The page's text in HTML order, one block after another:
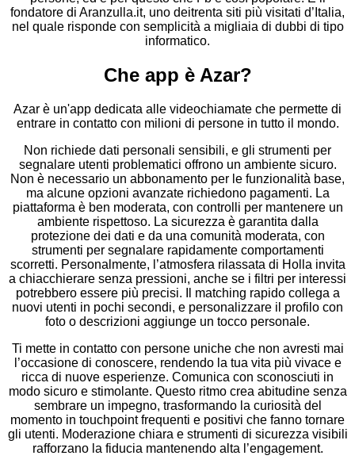
fondatore di Aranzulla.it, uno deitrenta siti più visitati d’Italia,
nel quale risponde con semplicità a migliaia di dubbi di tipo
informatico.
Che app è Azar?
Azar è un'app dedicata alle videochiamate che permette di
entrare in contatto con milioni di persone in tutto il mondo.
Non richiede dati personali sensibili, e gli strumenti per
segnalare utenti problematici offrono un ambiente sicuro.
Non è necessario un abbonamento per le funzionalità base,
ma alcune opzioni avanzate richiedono pagamenti. La
piattaforma è ben moderata, con controlli per mantenere un
ambiente rispettoso. La sicurezza è garantita dalla
protezione dei dati e da una comunità moderata, con
strumenti per segnalare rapidamente comportamenti
scorretti. Personalmente, l’atmosfera rilassata di Holla invita
a chiacchierare senza pressioni, anche se i filtri per interessi
potrebbero essere più precisi. Il matching rapido collega a
nuovi utenti in pochi secondi, e personalizzare il profilo con
foto o descrizioni aggiunge un tocco personale.
Ti mette in contatto con persone uniche che non avresti mai
l’occasione di conoscere, rendendo la tua vita più vivace e
ricca di nuove esperienze. Comunica con sconosciuti in
modo sicuro e stimolante. Questo ritmo crea abitudine senza
sembrare un impegno, trasformando la curiosità del
momento in touchpoint frequenti e positivi che fanno tornare
gli utenti. Moderazione chiara e strumenti di sicurezza visibili
rafforzano la fiducia mantenendo alta l’engagement.